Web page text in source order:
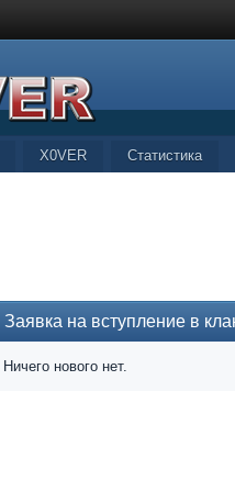
X0VER Статистика
Заявка на вступление в
Ничего нового нет.